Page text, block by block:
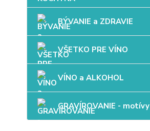
BÝVANIE a ZDRAVIE
VŠETKO PRE VÍNO
VÍNO a ALKOHOL
GRAVÍROVANIE - motívy